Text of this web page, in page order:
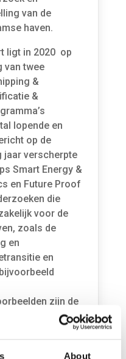
About
van de
haven.
ligt in 2020 op
van twee
&
&
lopende en
op de
jaar verscherpte
Smart Energy &
en Future Proof
die
voor de
zoals de
en
en
zijn de